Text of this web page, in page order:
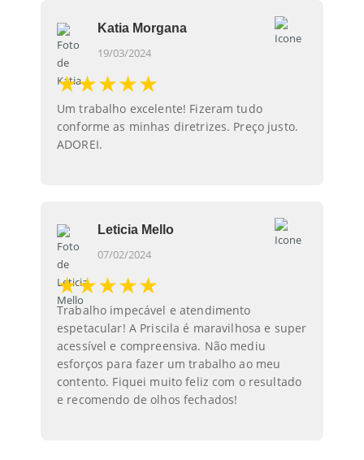
Katia Morgana
19/03/2024
★★★★★
Um trabalho excelente! Fizeram tudo
conforme as minhas diretrizes. Preço justo.
ADOREI.
Leticia Mello
07/02/2024
★★★★★
Trabalho impecável e atendimento
espetacular! A Priscila é maravilhosa e super
acessível e compreensiva. Não mediu
esforços para fazer um trabalho ao meu
contento. Fiquei muito feliz com o resultado
e recomendo de olhos fechados!